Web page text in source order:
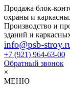
Продажа блок-
охраны и
Производство и
зданий и
info@psb-
+7 (921) 964-63-00
Обратный звонок
×
МЕНЮ